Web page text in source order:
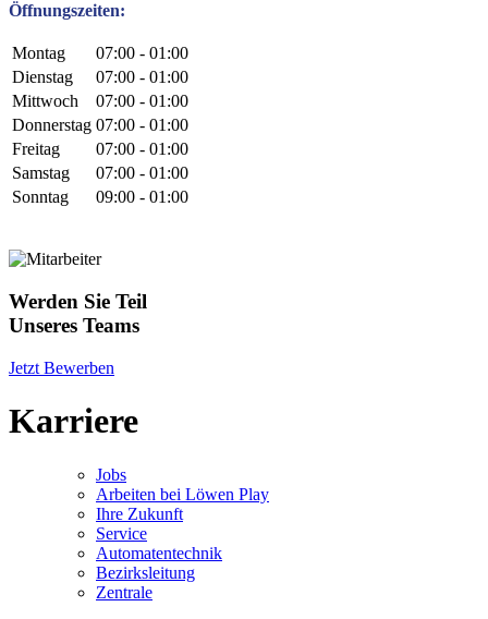
Öffnungszeiten:
Montag
07:00 - 01:00
Dienstag
07:00 - 01:00
Mittwoch
07:00 - 01:00
Donnerstag 07:00 - 01:00
Freitag
07:00 - 01:00
Samstag
07:00 - 01:00
Sonntag
09:00 - 01:00
Werden Sie Teil
Unseres Teams
Jetzt Bewerben
Karriere
Jobs
Arbeiten bei Löwen Play
Ihre Zukunft
Service
Automatentechnik
Bezirksleitung
Zentrale